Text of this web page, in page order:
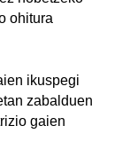
ohitura
ikuspegi
zabalduen
gaien